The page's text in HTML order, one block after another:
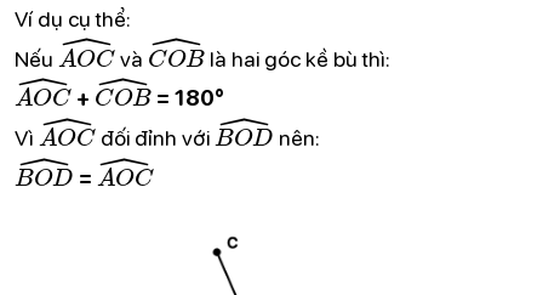
Ví dụ cụ thể:
Nếu
AOC^
và
COB^
là hai góc kề bù thì:
AOC^
+
COB^
= 180°
Vì
AOC^
đối đỉnh với
BOD^
nên:
BOD^
=
AOC^